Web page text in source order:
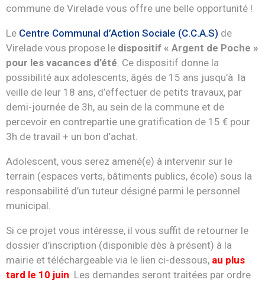
commune de Virelade vous offre une belle opportunité !
Le Centre Communal d’Action Sociale (C.C.A.S) de
Virelade vous propose le dispositif « Argent de Poche »
pour les vacances d’été. Ce dispositif donne la
possibilité aux adolescents, âgés de 15 ans jusqu’à la
veille de leur 18 ans, d’effectuer de petits travaux, par
demi-journée de 3h, au sein de la commune et de
percevoir en contrepartie une gratification de 15 € pour
3h de travail + un bon d’achat.
Adolescent, vous serez amené(e) à intervenir sur le
terrain (espaces verts, bâtiments publics, école) sous la
responsabilité d’un tuteur désigné parmi le personnel
municipal.
Si ce projet vous intéresse, il vous suffit de retourner le
dossier d’inscription (disponible dès à présent) à la
mairie et téléchargeable via le lien ci-dessous, au plus
tard le 10 juin. Les demandes seront traitées par ordre